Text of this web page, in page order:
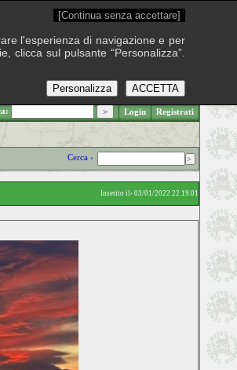
.: Sabato 8 agosto 2026
Login Registrati
Cerca ›
Inserito il› 03/01/2022 22.19.01
[Continua senza accettare]
l'esperienza di navigazione e per
clicca sul pulsante “Personalizza”.
ACCETTA
Personalizza